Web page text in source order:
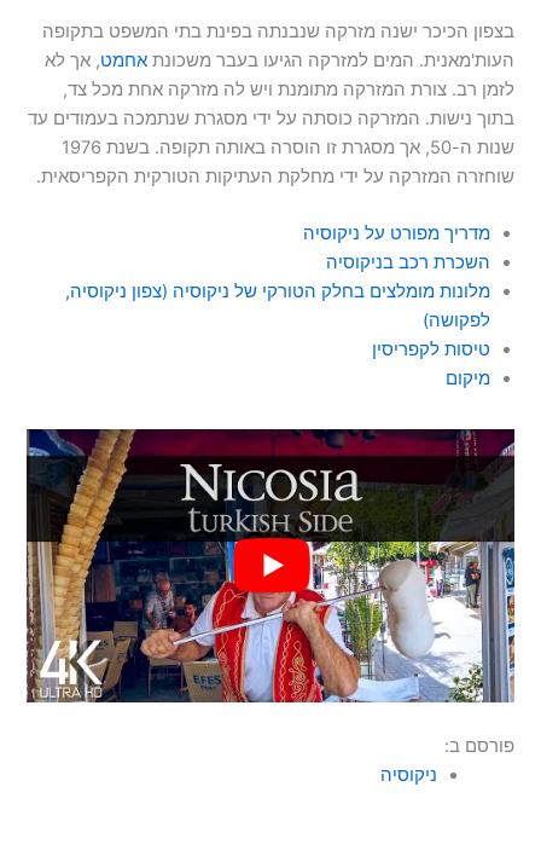
בצפון הכיכר ישנה מזרקה שנבנתה בפינת בתי המשפט בתקופה
העות'מאנית. המים למזרקה הגיעו בעבר משכונתאחמט, אך לא
לזמן רב. צורת המזרקה מתומנת ויש לה מזרקה אחת מכל צד,
בתוך נישות. המזרקה כוסתה על ידי מסגרת שנתמכה בעמודים עד
שנות ה-50, אך מסגרת זו הוסרה באותה תקופה. בשנת 1976
שוחזרה המזרקה על ידי מחלקת העתיקות הטורקית הקפריסאית.
מדריך מפורט על ניקוסיה
השכרת רכב בניקוסיה
מלונות מומלצים בחלק הטורקי של ניקוסיה (צפון ניקוסיה,
לפקושה)
טיסות לקפריסין
מיקום
פורסם ב:
ניקוסיה